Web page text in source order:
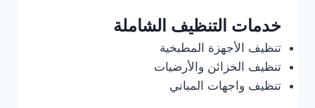
خدمات التنظيف الشاملة
تنظيف الأجهزة المطبخية
تنظيف الخزائن والأرضيات
تنظيف واجهات المباني